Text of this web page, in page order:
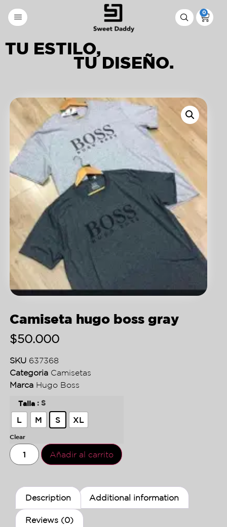
0
TU ESTILO,
TU DISEÑO.
Camiseta hugo boss gray
$50.000
SKU 637368
Categoria Camisetas
Marca Hugo Boss
Talla : S
L M S XL
Clear
Añadir al carrito
Description Additional information
Reviews (0)